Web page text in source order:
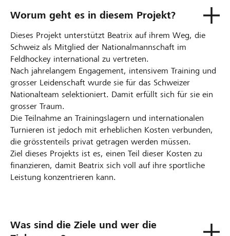
Worum geht es in diesem Projekt?
Dieses Projekt unterstützt Beatrix auf ihrem Weg, die
Schweiz als Mitglied der Nationalmannschaft im
Feldhockey international zu vertreten.
Nach jahrelangem Engagement, intensivem Training und
grosser Leidenschaft wurde sie für das Schweizer
Nationalteam selektioniert. Damit erfüllt sich für sie ein
grosser Traum.
Die Teilnahme an Trainingslagern und internationalen
Turnieren ist jedoch mit erheblichen Kosten verbunden,
die grösstenteils privat getragen werden müssen.
Ziel dieses Projekts ist es, einen Teil dieser Kosten zu
finanzieren, damit Beatrix sich voll auf ihre sportliche
Leistung konzentrieren kann.
Was sind die Ziele und wer die